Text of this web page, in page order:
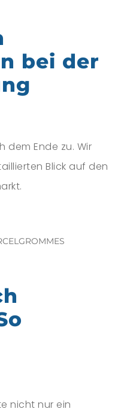
bei der
dem Ende zu. Wir
Blick auf den
nicht nur ein